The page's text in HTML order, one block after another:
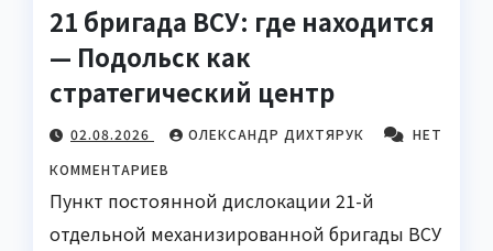
21 бригада ВСУ: где находится
— Подольск как
стратегический центр
02.08.2026 ОЛЕКСАНДР ДИХТЯРУК
НЕТ
КОММЕНТАРИЕВ
Пункт постоянной дислокации 21-й
отдельной механизированной бригады ВСУ